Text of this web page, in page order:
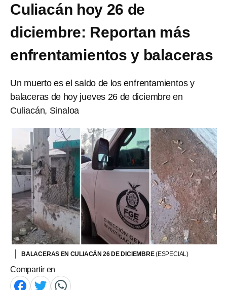
Culiacán hoy 26 de
diciembre: Reportan más
enfrentamientos y balaceras
Un muerto es el saldo de los enfrentamientos y
balaceras de hoy jueves 26 de diciembre en
Culiacán, Sinaloa
BALACERAS EN CULIACÁN 26 DE DICIEMBRE(ESPECIAL)
Compartir en